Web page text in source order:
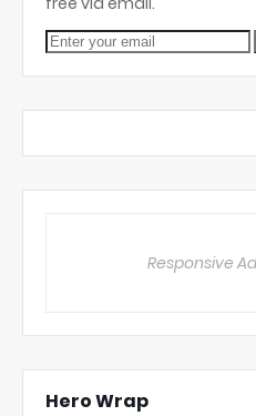
Responsive
Hero Wrap